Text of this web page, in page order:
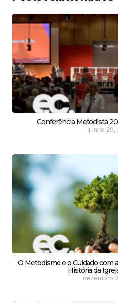
Conferência Metodista
junho 29,
O Metodismo e o Cuidado com
História da
dezembro